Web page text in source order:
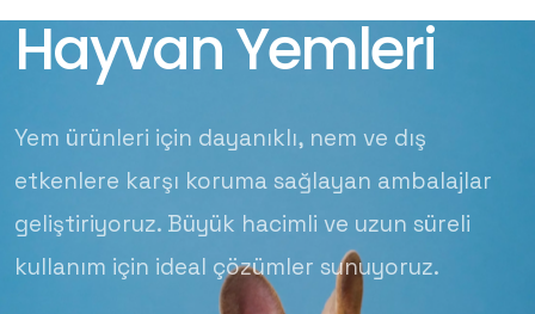
Hayvan Yemleri
Yem ürünleri için dayanıklı, nem ve dış
etkenlere karşı koruma sağlayan ambalajlar
geliştiriyoruz. Büyük hacimli ve uzun süreli
kullanım için ideal çözümler sunuyoruz.